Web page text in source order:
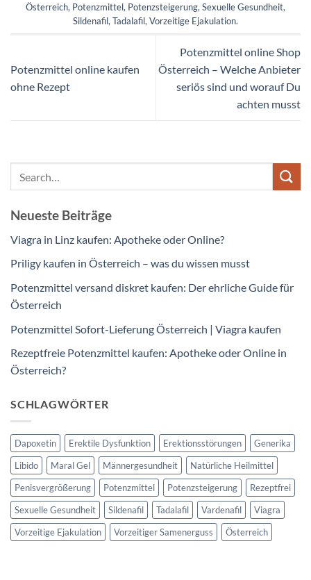
Österreich, Potenzmittel, Potenzsteigerung, Sexuelle Gesundheit,
Sildenafil, Tadalafil, Vorzeitige Ejakulation.
Potenzmittel online kaufen
ohne Rezept
Potenzmittel online Shop
Österreich – Welche Anbieter
seriös sind und worauf Du
achten musst
Neueste Beiträge
Viagra in Linz kaufen: Apotheke oder Online?
Priligy kaufen in Österreich – was du wissen musst
Potenzmittel versand diskret kaufen: Der ehrliche Guide für
Österreich
Potenzmittel Sofort-Lieferung Österreich | Viagra kaufen
Rezeptfreie Potenzmittel kaufen: Apotheke oder Online in
Österreich?
SCHLAGWÖRTER
Dapoxetin Erektile Dysfunktion Erektionsstörungen
Generika
Libido
Maral Gel Männergesundheit
Natürliche Heilmittel
Penisvergrößerung
Potenzmittel Potenzsteigerung
Rezeptfrei
Sexuelle Gesundheit
Sildenafil Tadalafil Vardenafil
Viagra
Vorzeitige Ejakulation
Vorzeitiger Samenerguss Österreich